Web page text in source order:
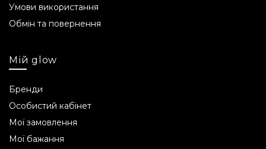
Умови використання
Обмін та повернення
Мій glow
Бренди
Особистий кабінет
Мої замовлення
Мої бажання